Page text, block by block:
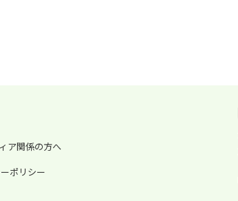
ア関係の方へ
ポリシー